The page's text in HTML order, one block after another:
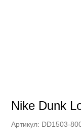
Nike Dunk
Артикул: DD1503-